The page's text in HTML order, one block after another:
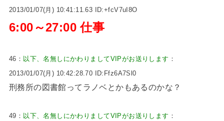
2013/01/07(月) 10:41:11.63 ID:+fcV7uI8O
6:00～27:00 仕事
46： 以下、名無しにかわりましてVIPがお送りします ：
2013/01/07(月) 10:42:28.70 ID:Ffz6A7Sl0
刑務所の図書館ってラノベとかもあるのかな？
49： 以下、名無しにかわりましてVIPがお送りします ：